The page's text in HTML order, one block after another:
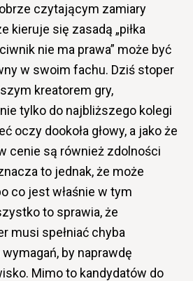
czytającym zamiary
kieruje się zasadą „piłka
nie ma prawa” może być
w swoim fachu. Dziś stoper
kreatorem gry,
tylko do najbliższego kolegi
oczy dookoła głowy, a jako że
cenie są również zdolności
to jednak, że może
co jest właśnie w tym
to sprawia, że
musi spełniać chyba
by naprawdę
Mimo to kandydatów do